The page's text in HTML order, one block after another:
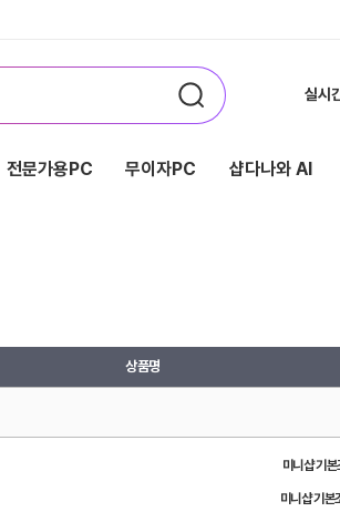
실시
전문가용PC 무이자PC 샵다나와 AI
상품명
미니샵 기
미니샵 기